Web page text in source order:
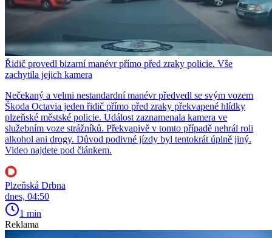
Řidič provedl bizarní manévr přímo před zraky policie. Vše
zachytila jejich kamera
Nečekaný a velmi nestandardní manévr předvedl se svým vozem
Škoda Octavia jeden řidič přímo před zraky překvapené hlídky
plzeňské městské policie. Událost zaznamenala kamera ve
služebním voze strážníků. Překvapivě v tomto případě nehrál roli
alkohol ani drogy. Důvod podivné jízdy byl tentokrát úplně jiný.
Video najdete pod článkem.
Plzeňská Drbna
dnes, 04:50
1 min
Reklama